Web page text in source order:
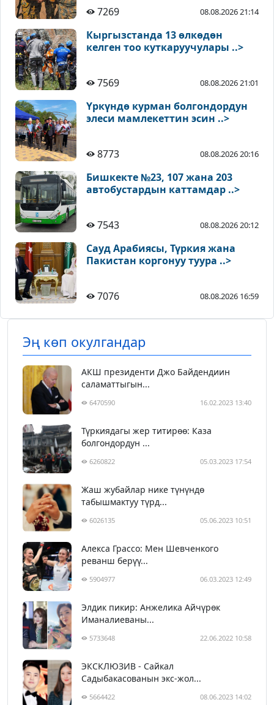
7269
08.08.2026 21:14
Кыргызстанда 13 өлкөдөн
келген тоо куткаруучулары ..>
7569 08.08.2026 21:01
Үркүндө курман болгондордун
элеси мамлекеттин эсин ..>
8773 08.08.2026 20:16
Бишкекте №23, 107 жана 203
автобустардын каттамдар ..>
7543 08.08.2026 20:12
Сауд Арабиясы, Түркия жана
Пакистан коргонуу туура ..>
7076 08.08.2026 16:59
Эң көп окулгандар
АКШ президенти Джо Байдендиин
саламаттыгын...
6470590 16.02.2023 13:40
Түркиядагы жер титирөө: Каза
болгондордун ...
6260822 05.03.2023 17:54
Жаш жубайлар нике түнүндө
табышмактуу түрд...
6026135 05.06.2023 10:51
Алекса Грассо: Мен Шевченкого
реванш берүү...
5904977 06.03.2023 12:49
Элдик пикир: Анжелика Айчүрөк
Иманалиеваны...
5733648 22.06.2022 10:58
ЭКСКЛЮЗИВ - Сайкал
Садыбакасованын экс-жол...
5664422 08.06.2023 14:02